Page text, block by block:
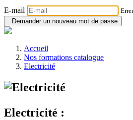
E-mail
Demander un nouveau mot de passe
Accueil
Nos formations catalogue
Electricité
Electricité :